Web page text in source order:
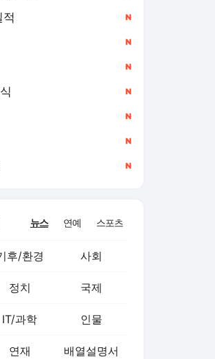
뉴스 연예 스포츠
후/환경 사회
정치 국제
IT/과학 인물
연재 배열설명서